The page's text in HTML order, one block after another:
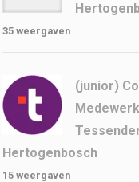
35 weergaven
(junior)
Hertogenbosch
15 weergaven